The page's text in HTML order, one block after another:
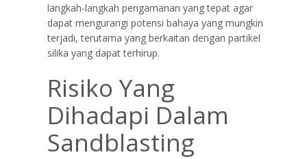
langkah-langkah pengamanan yang tepat agar
dapat mengurangi potensi bahaya yang mungkin
terjadi, terutama yang berkaitan dengan partikel
silika yang dapat terhirup.
Risiko Yang
Dihadapi Dalam
Sandblasting